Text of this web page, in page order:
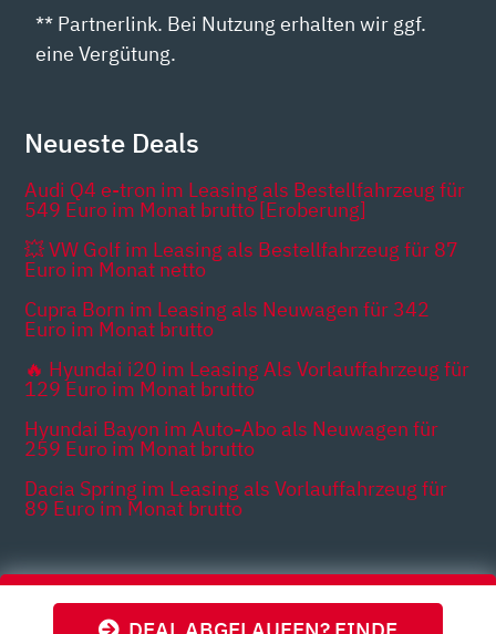
** Partnerlink. Bei Nutzung erhalten wir ggf.
eine Vergütung.
Neueste Deals
Audi Q4 e-tron im Leasing als Bestellfahrzeug für
549 Euro im Monat brutto [Eroberung]
💥 VW Golf im Leasing als Bestellfahrzeug für 87
Euro im Monat netto
Cupra Born im Leasing als Neuwagen für 342
Euro im Monat brutto
🔥 Hyundai i20 im Leasing Als Vorlauffahrzeug für
129 Euro im Monat brutto
Hyundai Bayon im Auto-Abo als Neuwagen für
259 Euro im Monat brutto
Dacia Spring im Leasing als Vorlauffahrzeug für
89 Euro im Monat brutto